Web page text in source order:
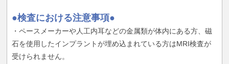
●検査における注意事項●
・ペースメーカーや人工内耳などの金属類が体内にある方、磁
石を使用したインプラントが埋め込まれている方はMRI検査が
受けられません。